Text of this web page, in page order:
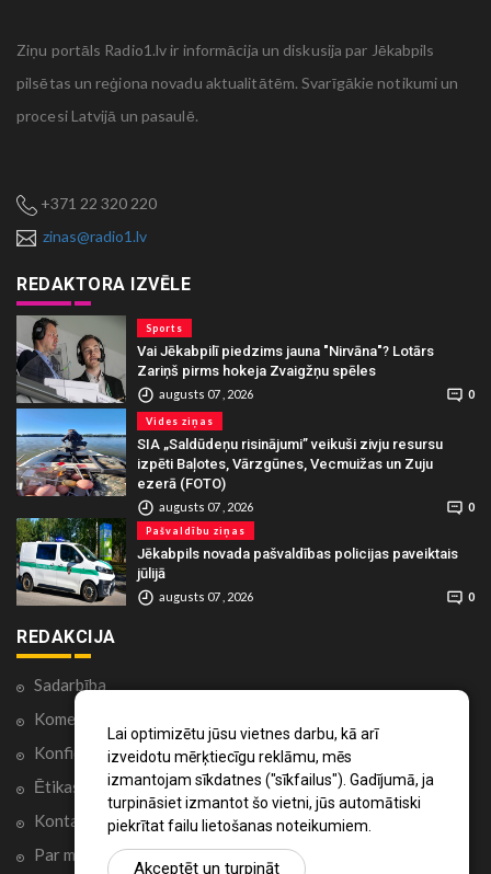
Lai optimizētu jūsu vietnes darbu, kā arī
izveidotu mērķtiecīgu reklāmu, mēs
izmantojam sīkdatnes ("sīkfailus"). Gadījumā, ja
turpināsiet izmantot šo vietni, jūs automātiski
piekrītat failu lietošanas noteikumiem.
Akceptēt un turpināt
Ziņu portāls Radio1.lv ir informācija un diskusija par Jēkabpils
pilsētas un reģiona novadu aktualitātēm. Svarīgākie notikumi un
procesi Latvijā un pasaulē.
+371 22 320 220
zinas@radio1.lv
REDAKTORA IZVĒLE
Sports
Vai Jēkabpilī piedzims jauna "Nirvāna"? Lotārs
Zariņš pirms hokeja Zvaigžņu spēles
augusts 07 , 2026 0
Vides ziņas
SIA „Saldūdeņu risinājumi” veikuši zivju resursu
izpēti Baļotes, Vārzgūnes, Vecmuižas un Zuju
ezerā (FOTO)
augusts 07 , 2026 0
Pašvaldību ziņas
Jēkabpils novada pašvaldības policijas paveiktais
jūlijā
augusts 07 , 2026 0
REDAKCIJA
Sadarbība
Komentāri portālā
Konfidencialitātes politika
Ētikas kodekss
Kontakti
Par mums